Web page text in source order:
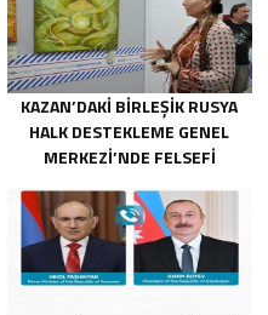
KAZAN’DAKI BIRLEŞIK RUSYA
HALK DESTEKLEME GENEL
MERKEZI’NDE FELSEFI
SERGI AÇILDI